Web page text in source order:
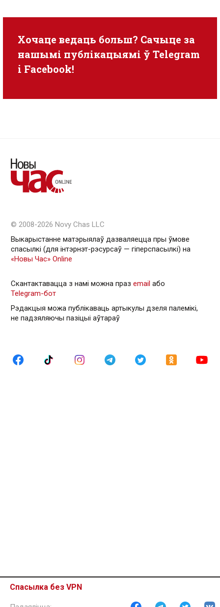
Спасылка без VPN
Хочаце ведаць больш? Сачыце за
нашымі публікацыямі ў Telegram
i Facebook!
© 2008-2026 Novy Chas LLC
Выкарыстанне матэрыялаў дазваляецца пры ўмове
спасылкі (для інтэрнэт-рэсурсаў — гiперспасылкi) на
«Новы Час» Online
Скантактавацца з намі можна праз email або
Telegram-бот
Рэдакцыя можа публікаваць артыкулы дзеля палемікі,
не падзяляючы пазіцыі аўтараў